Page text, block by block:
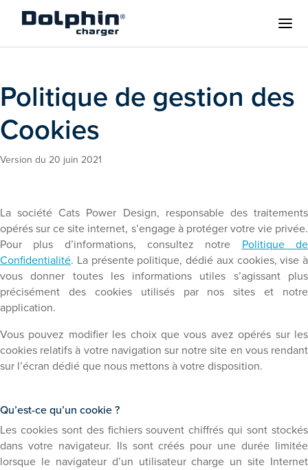
Politique de gestion des
Cookies
Version du 20 juin 2021
La société Cats Power Design, responsable des traitements
opérés sur ce site internet, s’engage à protéger votre vie privée.
Pour plus d’informations, consultez notre Politique de
Confidentialité. La présente politique, dédié aux cookies, vise à
vous donner toutes les informations utiles s’agissant plus
précisément des cookies utilisés par nos sites et notre
application.
Vous pouvez modifier les choix que vous avez opérés sur les
cookies relatifs à votre navigation sur notre site en vous rendant
sur l’écran dédié que nous mettons à votre disposition.
Qu’est-ce qu’un cookie ?
Les cookies sont des fichiers souvent chiffrés qui sont stockés
dans votre navigateur. Ils sont créés pour une durée limitée
lorsque le navigateur d’un utilisateur charge un site Internet